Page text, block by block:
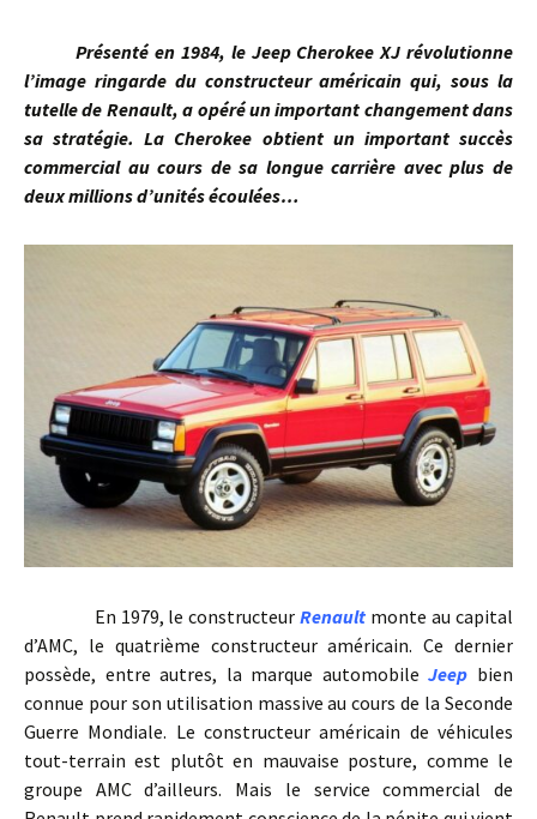
Présenté en 1984, le Jeep Cherokee XJ révolutionne
l’image ringarde du constructeur américain qui, sous la
tutelle de Renault, a opéré un important changement dans
sa stratégie. La Cherokee obtient un important succès
commercial au cours de sa longue carrière avec plus de
deux millions d’unités écoulées…
En 1979, le constructeur Renault monte au capital
d’AMC, le quatrième constructeur américain. Ce dernier
possède, entre autres, la marque automobileJeep bien
connue pour son utilisation massive au cours de la Seconde
Guerre Mondiale. Le constructeur américain de véhicules
tout-terrain est plutôt en mauvaise posture, comme le
groupe AMC d’ailleurs. Mais le service commercial de